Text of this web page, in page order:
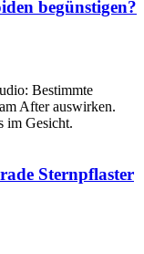
begünstigen?
Sternpflaster